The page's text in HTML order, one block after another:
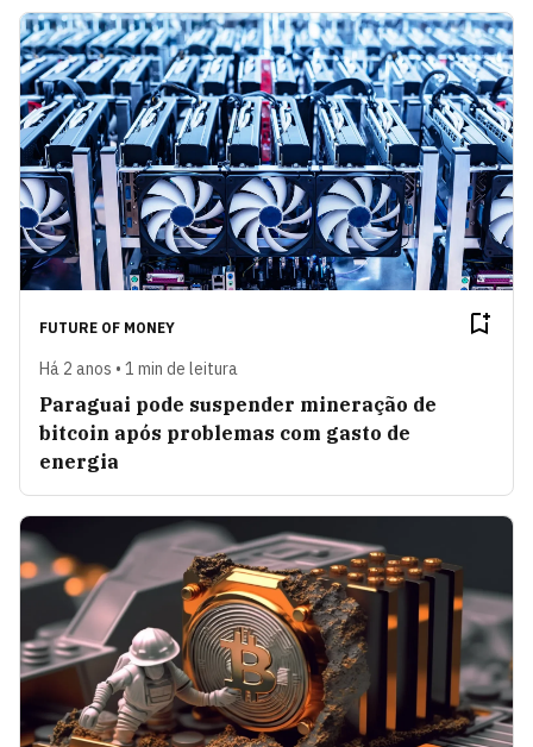
FUTURE OF MONEY
Há 2 anos • 1 min de leitura
Paraguai pode suspender mineração de
bitcoin após problemas com gasto de
energia